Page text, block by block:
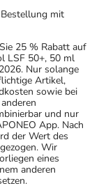
mit
25 % Rabatt auf
LSF 50+, 50 ml
Nur solange
Artikel,
sowie bei
und nur
App. Nach
der Wert des
Wir
eines
anderen